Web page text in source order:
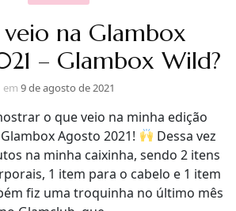
na Glambox
– Glambox Wild?
em 9 de agosto de 2021
o que veio na minha edição
Agosto 2021!
Dessa vez
na minha caixinha, sendo 2 itens
1 item para o cabelo e 1 item
fiz uma troquinha no último mês